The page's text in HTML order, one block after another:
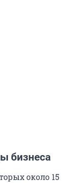
бизнеса
около 15